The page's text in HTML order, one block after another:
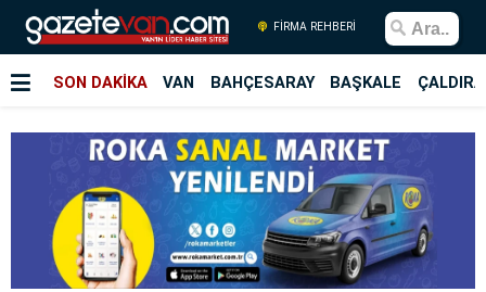
FİRMA REHBERİ
SON DAKİKA VAN BAHÇESARAY BAŞKALE